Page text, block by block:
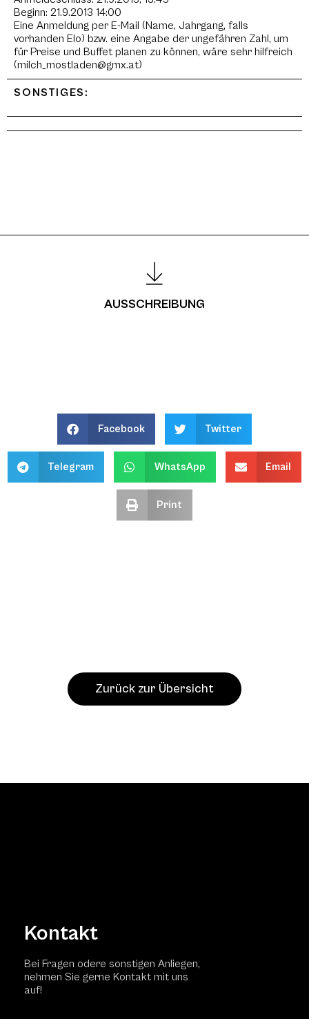
Beginn: 21.9.2013 14:00
Eine Anmeldung per E-Mail (Name, Jahrgang, falls
vorhanden Elo) bzw. eine Angabe der ungefähren Zahl, um
für Preise und Buffet planen zu können, wäre sehr hilfreich
(milch_mostladen@gmx.at)
SONSTIGES:
AUSSCHREIBUNG
Facebook Twitter
Telegram WhatsApp Email
Print
Zurück zur Übersicht
Kontakt
Bei Fragen odere sonstigen Anliegen,
nehmen Sie gerne Kontakt mit uns
auf!